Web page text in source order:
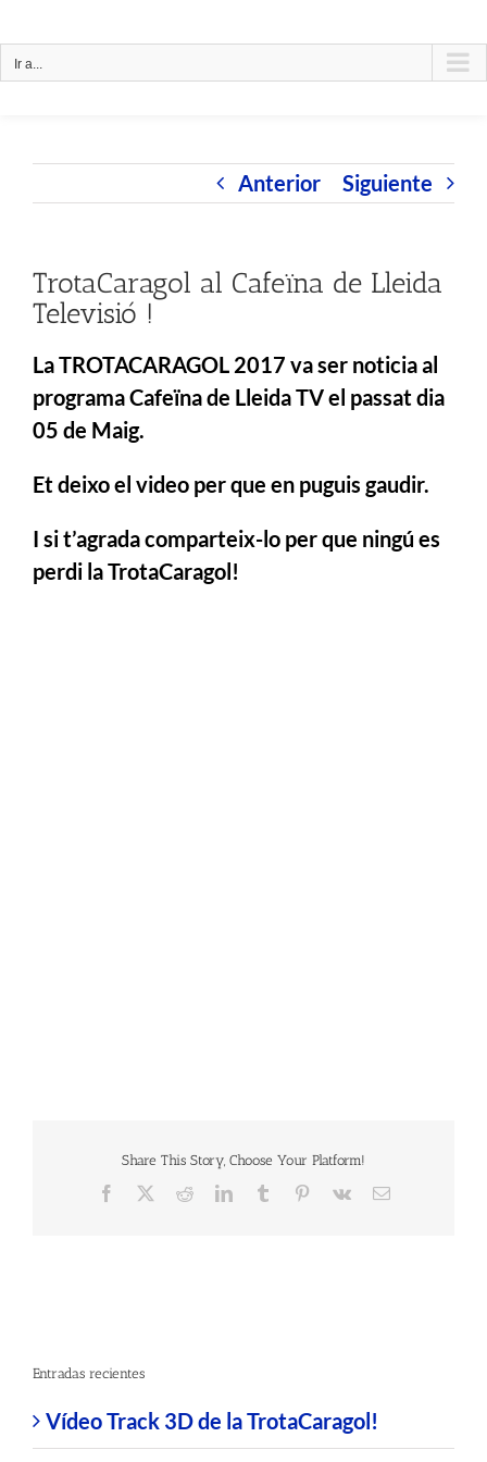
al
contenido
Ir a...
Anterior Siguiente
TrotaCaragol al Cafeïna de Lleida
Televisió !
La TROTACARAGOL 2017 va ser noticia al
programa Cafeïna de Lleida TV el passat dia
05 de Maig.
Et deixo el video per que en puguis gaudir.
I si t’agrada comparteix-lo per que ningú es
perdi la TrotaCaragol!
Share This Story, Choose Your Platform!
Facebook RedditLinkedInTumblr Pinterest
Vk
Correo
Entradas recientes
Vídeo Track 3D de la TrotaCaragol!
de navegació. Si continua navegant, considerem que accepta
el seu ús.
Accepto Llegir més